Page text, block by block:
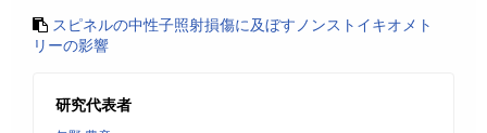
スピネルの中性子照射損傷に及ぼすノンストイキオメト
リーの影響
研究代表者